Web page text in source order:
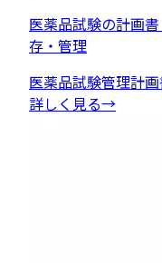
医薬品試験の計画
存・管理
医薬品試験管理計
詳しく見る→